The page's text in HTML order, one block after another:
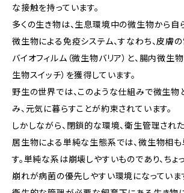
な接触を持っています。
多くの生き物は、生息環境中の微生物から自
微生物による免疫システム、すなわち、皮膚
バイオフィルム（微生物バリア）と、腸内微生
生物スイッチ）を獲得しています。
野生の世界では、このような仕組みで微生物
み、元気に暮らすことが約束されています。
しかしながら、閉鎖的な環境、衛生管理され
居生物による単純な生態系では、微生物相も
す。単純な系は崩壊しやすいものであり、ちょ
崩れが病菌の優先しやすい環境になっていま